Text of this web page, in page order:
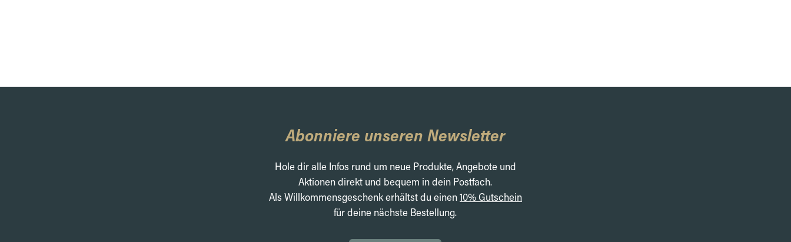
Abonniere unseren Newsletter
Hole dir alle Infos rund um neue Produkte, Angebote und
Aktionen direkt und bequem in dein Postfach.
Als Willkommensgeschenk erhältst du einen10% Gutschein
für deine nächste Bestellung.